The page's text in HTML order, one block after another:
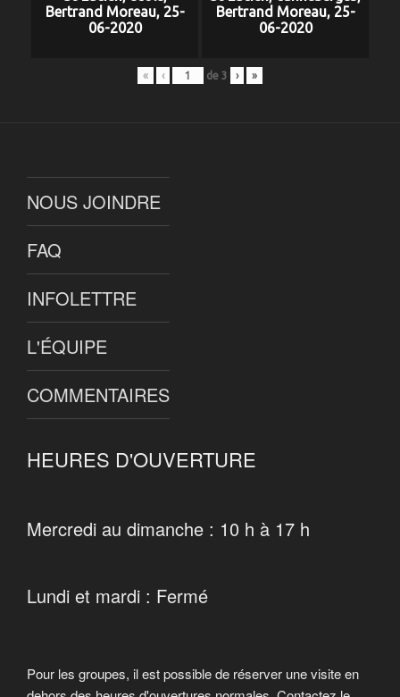
Bertrand Moreau, 25-
06-2020
Bertrand Moreau, 25-
06-2020
« ‹ de 3 › »
NOUS JOINDRE
FAQ
INFOLETTRE
L'ÉQUIPE
COMMENTAIRES
HEURES D'OUVERTURE
Mercredi au dimanche : 10 h à 17 h
Lundi et mardi : Fermé
Pour les groupes, il est possible de réserver une visite en